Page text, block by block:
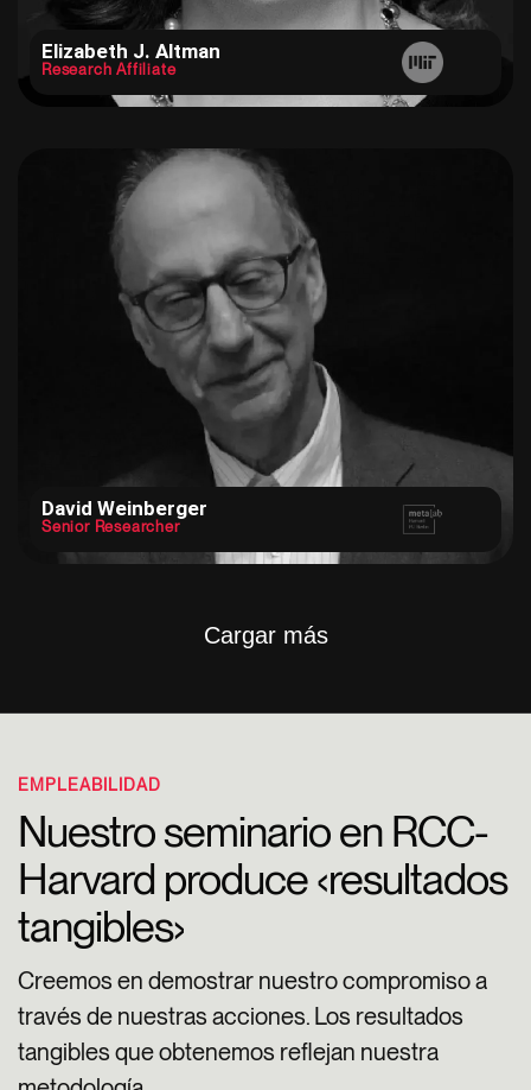
Elizabeth J. Altman
Research Affiliate
David Weinberger
Senior Researcher
Cargar más
EMPLEABILIDAD
Nuestro seminario en RCC-
Harvard produce ‹resultados
tangibles›
Creemos en demostrar nuestro compromiso a
través de nuestras acciones. Los resultados
tangibles que obtenemos reflejan nuestra